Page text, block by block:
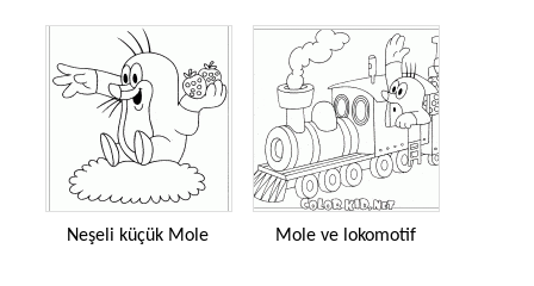
Neşeli küçük Mole Mole ve lokomotif